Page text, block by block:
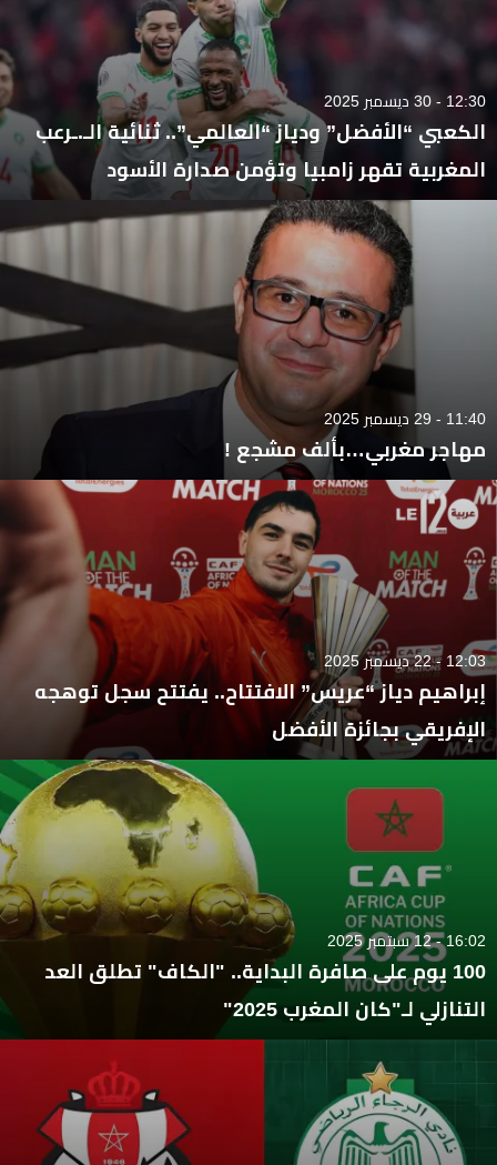
12:30 - 30 ديسمبر 2025
الكعبي “الأفضل” ودياز “العالمي”.. ثنائية الـ.ـرعب
المغربية تقهر زامبيا وتؤمن صدارة الأسود
11:40 - 29 ديسمبر 2025
مهاجر مغربي…بألف مشجع !
12:03 - 22 ديسمبر 2025
إبراهيم دياز “عريس” الافتتاح.. يفتتح سجل توهجه
الإفريقي بجائزة الأفضل
16:02 - 12 سبتمبر 2025
100 يوم على صافرة البداية.. "الكاف" تطلق العد
التنازلي لـ"كان المغرب 2025"